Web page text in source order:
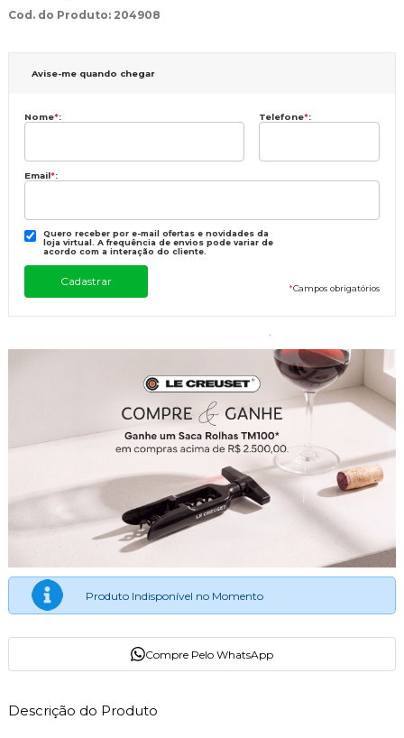
Cod. do Produto: 204908
Avise-me quando chegar
Nome*: Telefone*:
Email*:
Quero receber por e-mail ofertas e novidades da
loja virtual. A frequência de envios pode variar de
acordo com a interação do cliente.
*Campos obrigatórios
Produto Indisponível no Momento
Compre Pelo WhatsApp
Descrição do Produto